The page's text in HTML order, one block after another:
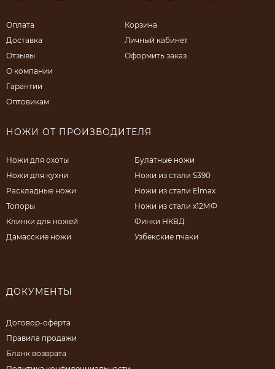
Оплата
Доставка
Отзывы
О компании
Гарантии
Оптовикам
Корзина
Личный кабинет
Оформить заказ
НОЖИ ОТ ПРОИЗВОДИТЕЛЯ
Ножи для охоты
Ножи для кухни
Раскладные ножи
Топоры
Клинки для ножей
Дамасские ножи
Булатные ножи
Ножи из стали S390
Ножи из стали Elmax
Ножи из стали х12МФ
Финки НКВД
Узбекские пчаки
ДОКУМЕНТЫ
Договор-оферта
Правила продажи
Бланк возврата